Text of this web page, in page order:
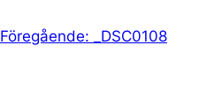
Föregående: _DSC0108